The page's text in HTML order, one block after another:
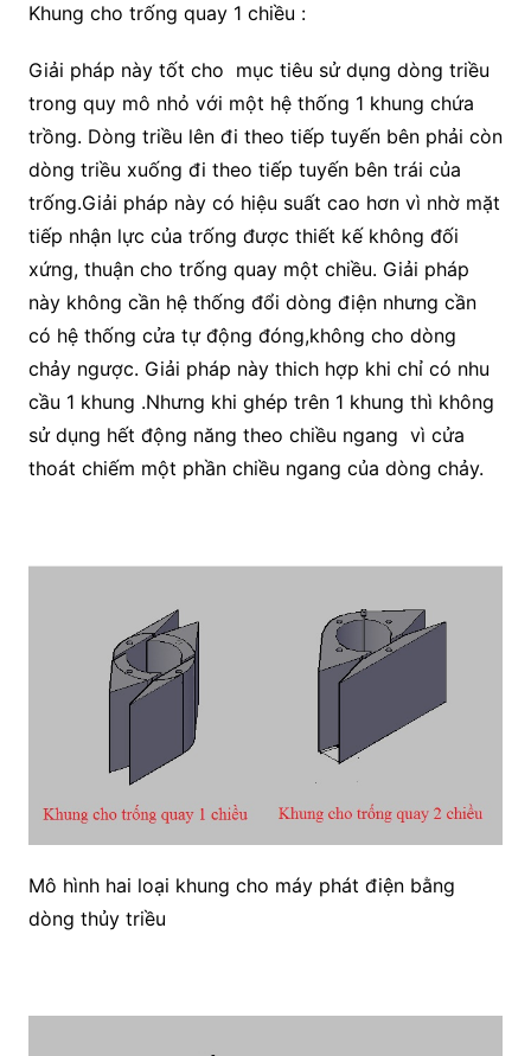
Khung cho trống quay 1 chiều :
Giải pháp này tốt cho mục tiêu sử dụng dòng triều
trong quy mô nhỏ với một hệ thống 1 khung chứa
trồng. Dòng triều lên đi theo tiếp tuyến bên phải còn
dòng triều xuống đi theo tiếp tuyến bên trái của
trống.Giải pháp này có hiệu suất cao hơn vì nhờ mặt
tiếp nhận lực của trống được thiết kế không đối
xứng, thuận cho trống quay một chiều. Giải pháp
này không cần hệ thống đổi dòng điện nhưng cần
có hệ thống cửa tự động đóng,không cho dòng
chảy ngược. Giải pháp này thich hợp khi chỉ có nhu
cầu 1 khung .Nhưng khi ghép trên 1 khung thì không
sử dụng hết động năng theo chiều ngang vì cửa
thoát chiếm một phần chiều ngang của dòng chảy.
Mô hình hai loại khung cho máy phát điện bằng
dòng thủy triều